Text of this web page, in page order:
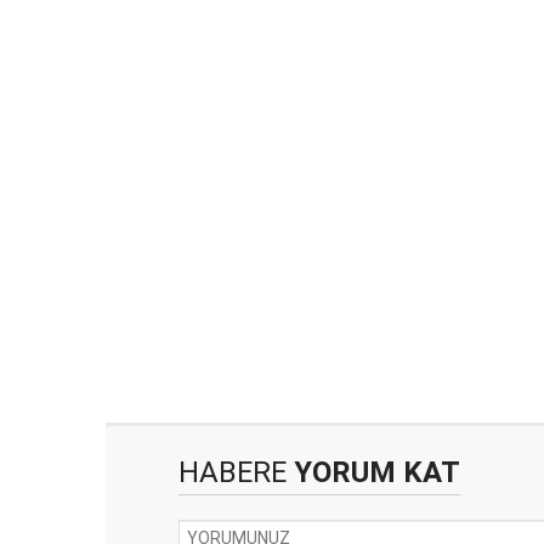
HABERE YORUM KAT